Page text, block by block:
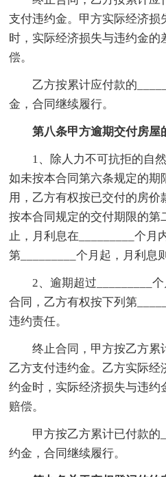
支付违约金。甲方实际经济损
时，实际经济损失与违约金的
偿。
乙方按累计应付款的
金，合同继续履行。
第八条甲方逾期交付房屋
1、除人力不可抗拒的自
如未按本合同第六条规定的期
用，乙方有权按已交付的房价
按本合同规定的交付期限的第
止，月利息在_________个月
第_________个月起，月利息
2、逾期超过_________
合同，乙方有权按下列第
违约责任。
终止合同，甲方按乙方累
乙方支付违约金。乙方实际经
约金时，实际经济损失与违约
赔偿。
甲方按乙方累计已付款的
约金，合同继续履行。